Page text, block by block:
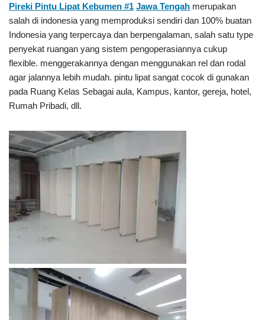
Pireki Pintu Lipat Kebumen #1 Jawa Tengah merupakan
salah di indonesia yang memproduksi sendiri dan 100% buatan
Indonesia yang terpercaya dan berpengalaman, salah satu type
penyekat ruangan yang sistem pengoperasiannya cukup
flexible. menggerakannya dengan menggunakan rel dan rodal
agar jalannya lebih mudah. pintu lipat sangat cocok di gunakan
pada Ruang Kelas Sebagai aula, Kampus, kantor, gereja, hotel,
Rumah Pribadi, dll.